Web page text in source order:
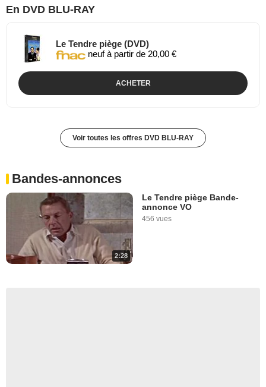
En DVD BLU-RAY
Le Tendre piège (DVD)
neuf à partir de 20,00 €
ACHETER
Voir toutes les offres DVD BLU-RAY
Bandes-annonces
2:28
Le Tendre piège Bande-
annonce VO
456 vues